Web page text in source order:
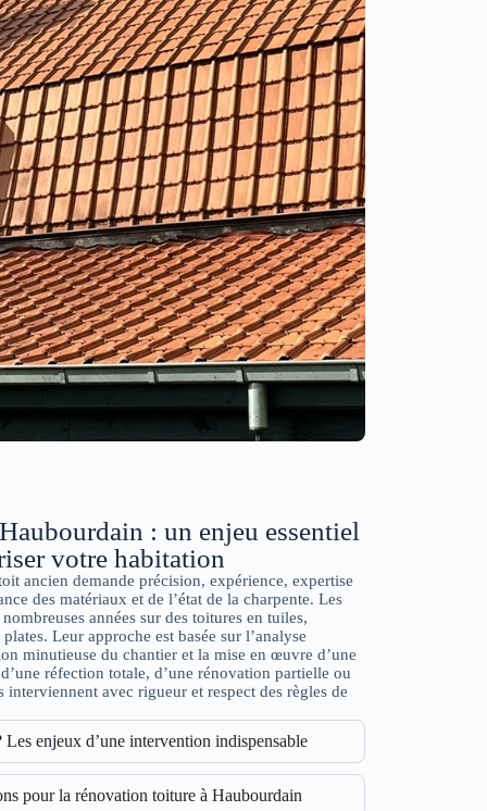
: un enjeu essentiel
votre habitation
ancien demande précision, expérience, expertise
des matériaux et de l’état de la charpente. Les
années sur des toitures en tuiles,
Leur approche est basée sur l’analyse
minutieuse du chantier et la mise en œuvre d’une
réfection totale, d’une rénovation partielle ou
interviennent avec rigueur et respect des règles de
enjeux d’une intervention indispensable
pour la rénovation toiture à Haubourdain